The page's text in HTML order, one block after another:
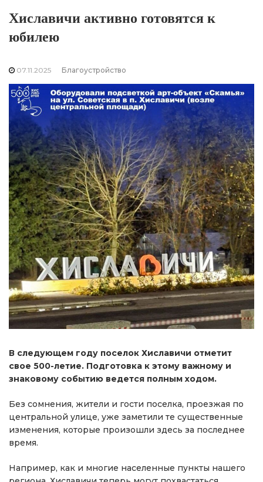
Хиславичи активно готовятся к
юбилею
07.11.2025 Благоустройство
В следующем году поселок Хиславичи отметит
свое 500-летие. Подготовка к этому важному и
знаковому событию ведется полным ходом.
Без сомнения, жители и гости поселка, проезжая по
центральной улице, уже заметили те существенные
изменения, которые произошли здесь за последнее
время.
Например, как и многие населенные пункты нашего